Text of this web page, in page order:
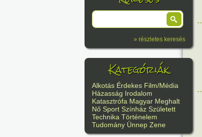
» részletes keresés
Kategóriák
Alkotás Érdekes Film/Média
Házasság Irodalom
Katasztrófa Magyar Meghalt
Nő Sport Színház Született
Technika Történelem
Tudomány Ünnep Zene